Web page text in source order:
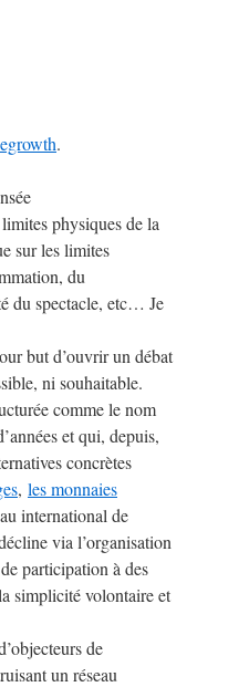
.
physiques de la
sur les limites
du
du spectacle, etc… Je
but d’ouvrir un débat
ni souhaitable.
comme le nom
et qui, depuis,
concrètes
, les monnaies
international de
via l’organisation
participation à des
simplicité volontaire et
de
un réseau